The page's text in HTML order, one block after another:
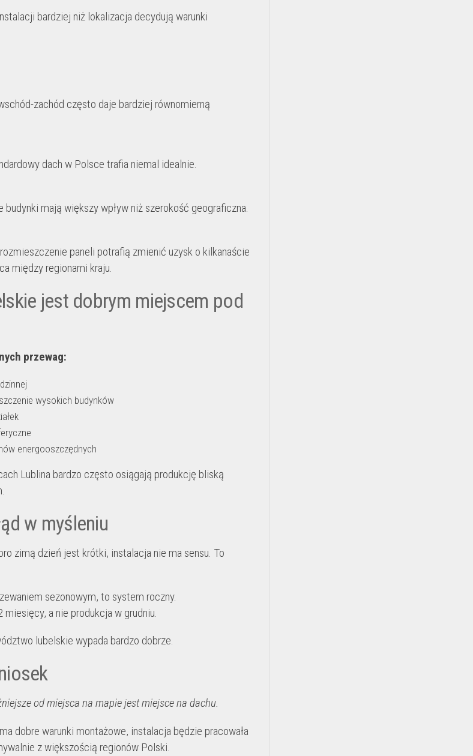
bardziej niż lokalizacja decydują warunki
zachód często daje bardziej równomierną
dach w Polsce trafia niemal idealnie.
budynki mają większy wpływ niż szerokość geograficzna.
paneli potrafią zmienić uzysk o kilkanaście
między regionami kraju.
jest dobrym miejscem pod
przewag:
wysokich budynków
energooszczędnych
Lublina bardzo często osiągają produkcję bliską
w myśleniu
zimą dzień jest krótki, instalacja nie ma sensu. To
sezonowym, to system roczny.
a nie produkcja w grudniu.
lubelskie wypada bardzo dobrze.
od miejsca na mapie jest miejsce na dachu.
dobre warunki montażowe, instalacja będzie pracowała
z większością regionów Polski.